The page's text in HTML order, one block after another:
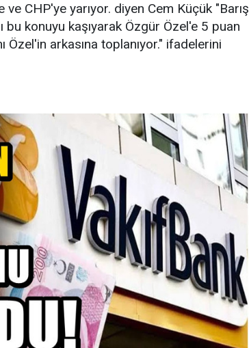
CHP'ye yarıyor. diyen Cem Küçük "Barış
bu konuyu kaşıyarak Özgür Özel'e 5 puan
Özel'in arkasına toplanıyor." ifadelerini